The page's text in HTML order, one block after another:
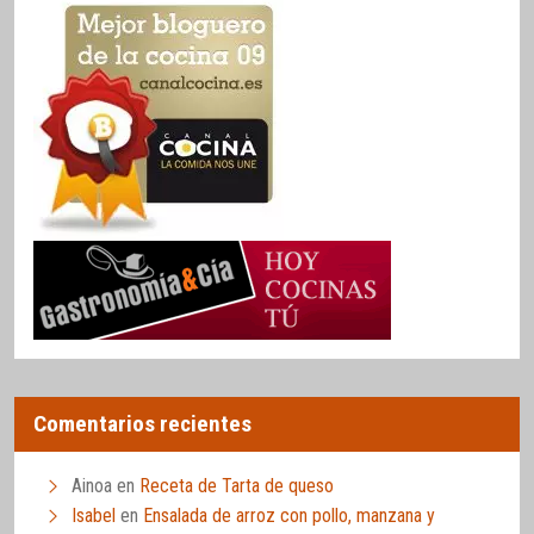
Comentarios recientes
Ainoa en Receta de Tarta de queso
Isabel en Ensalada de arroz con pollo, manzana y